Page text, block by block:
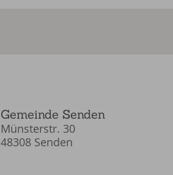
Gemeinde Senden
Münsterstr. 30
48308 Senden